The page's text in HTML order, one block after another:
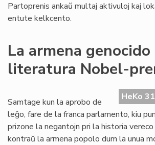
Partoprenis ankaŭ multaj aktivuloj kaj
entute kelkcento.
La armena genocido
literatura Nobel-
HeKo
Samtage kun la aprobo de
leĝo, fare de la franca parlamento, kiu
prizone la negantojn pri la historia
kontraŭ la armena popolo dum la unua